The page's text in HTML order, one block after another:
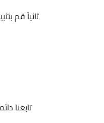
ثانياً قم
تابعنا